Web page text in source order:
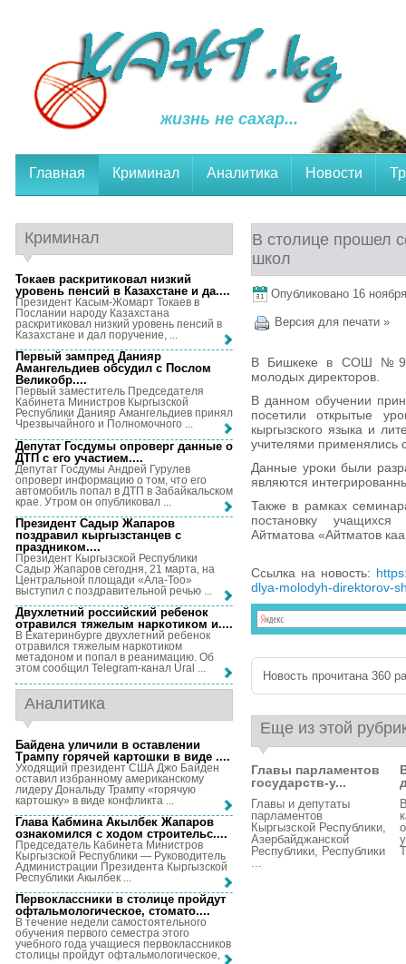
жизнь не сахар...
Главная Криминал Аналитика Новости
В столице прошел
школ
Опубликовано 16
Версия для печати »
В Бишкеке в СОШ №97
молодых директоров.
В данном обучении
посетили открытые
кыргызского языка и
учителями применялись
Данные уроки были
являются
Также в рамках
постановку
Айтматова «Айтматов
Ссылка на новость:
dlya-molodyh-direktorov-
Новость прочитана 360
Еще из этой
Главы парламентов
государств-у...
Главы и депутаты
парламентов
Кыргызской Республики,
Азербайджанской
Республики, Республики
...
Криминал
Токаев раскритиковал низкий
уровень пенсий в Казахстане и да....
Президент Касым-Жомарт Токаев в
Послании народу Казахстана
раскритиковал низкий уровень пенсий в
Казахстане и дал поручение, ...
Первый зампред Данияр
Амангельдиев обсудил с Послом
Великобр....
Первый заместитель Председателя
Кабинета Министров Кыргызской
Республики Данияр Амангельдиев принял
Чрезвычайного и Полномочного ...
Депутат Госдумы опроверг данные о
ДТП с его участием....
Депутат Госдумы Андрей Гурулев
опроверг информацию о том, что его
автомобиль попал в ДТП в Забайкальском
крае. Утром он опубликовал ...
Президент Садыр Жапаров
поздравил кыргызстанцев с
праздником....
Президент Кыргызской Республики
Садыр Жапаров сегодня, 21 марта, на
Центральной площади «Ала-Тоо»
выступил с поздравительной речью ...
Двухлетний российский ребенок
отравился тяжелым наркотиком и....
В Екатеринбурге двухлетний ребенок
отравился тяжелым наркотиком
метадоном и попал в реанимацию. Об
этом сообщил Telegram-канал Ural ...
Аналитика
Байдена уличили в оставлении
Трампу горячей картошки в виде ....
Уходящий президент США Джо Байден
оставил избранному американскому
лидеру Дональду Трампу «горячую
картошку» в виде конфликта ...
Глава Кабмина Акылбек Жапаров
ознакомился с ходом строительс....
Председатель Кабинета Министров
Кыргызской Республики — Руководитель
Администрации Президента Кыргызской
Республики Акылбек ...
Первоклассники в столице пройдут
офтальмологическое, стомато....
В течение недели самостоятельного
обучения первого семестра этого
учебного года учащиеся первоклассников
столицы пройдут офтальмологическое, ...